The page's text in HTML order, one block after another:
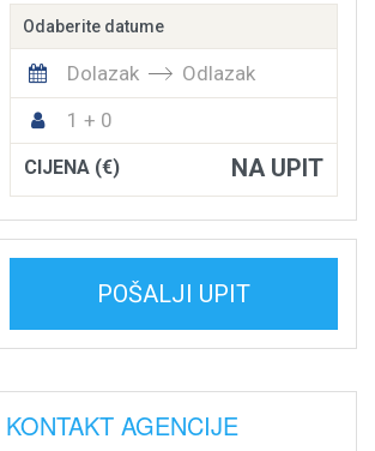
Odaberite datume
Dolazak
Odlazak
1 + 0
CIJENA (€) NA UPIT
POŠALJI UPIT
KONTAKT AGENCIJE